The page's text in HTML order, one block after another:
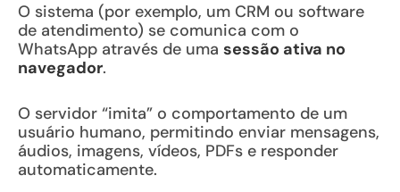
O sistema (por exemplo, um CRM ou software
de atendimento) se comunica com o
WhatsApp através de uma sessão ativa no
navegador.
O servidor “imita” o comportamento de um
usuário humano, permitindo enviar mensagens,
áudios, imagens, vídeos, PDFs e responder
automaticamente.